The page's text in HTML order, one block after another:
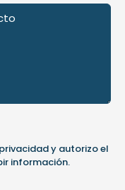
y autorizo el
información.